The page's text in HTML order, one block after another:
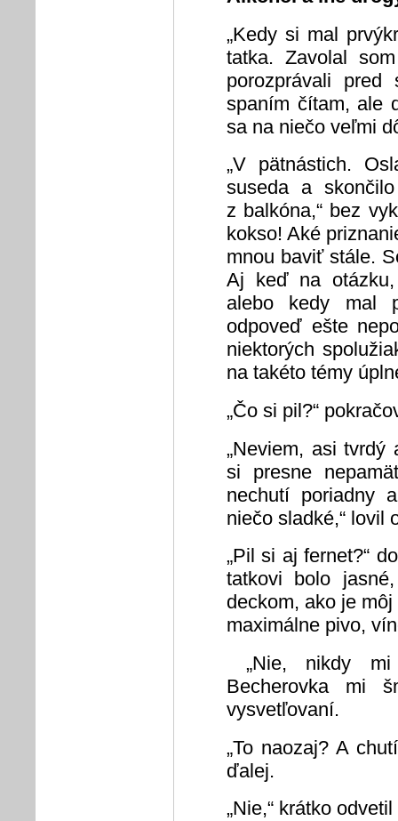
„Kedy si mal
tatka. Zavolal
porozprávali
spaním čítam, ale
sa na niečo veľmi
„V pätnástich.
suseda a
z balkóna,“ bez
kokso! Aké
mnou baviť stále.
Aj keď na
alebo kedy mal
odpoveď ešte
niektorých
na takéto témy
„Čo si pil?“
„Neviem, asi tvrdý
si presne
nechutí poriadny
niečo sladké,“ lovil
„Pil si aj fernet?“
tatkovi bolo
deckom, ako je
maximálne pivo,
„Nie, nikdy
Becherovka mi
vysvetľovaní.
„To naozaj? A
ďalej.
„Nie,“ krátko